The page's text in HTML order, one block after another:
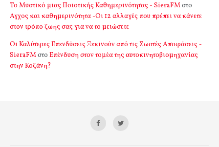
Το Μυστικό μιας Ποιοτικής Καθημερινότητας - SieraFMστο
Αγχος και καθημερινότητα -Οι 12 αλλαγές που πρέπει να κάνετε
στον τρόπο ζωής σας για να το μειώσετε
Οι Καλύτερες Επενδύσεις Ξεκινούν από τις Σωστές Αποφάσεις -
SieraFMστο Επένδυση στον τομέα της αυτοκινητοβιομηχανίας
στην Κοζάνη?